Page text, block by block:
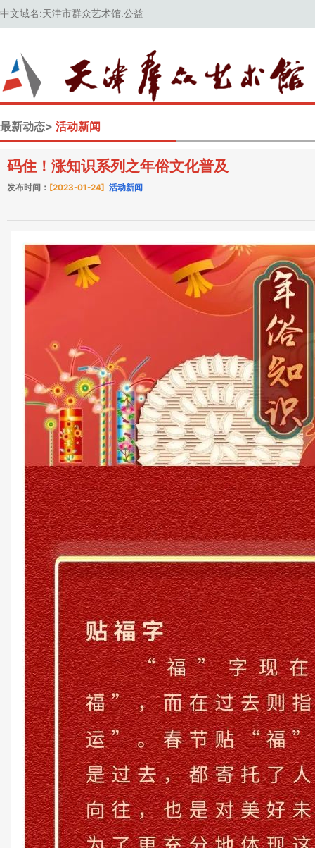
中文域名:天津市群众艺术馆.公益
最新动态> 活动新闻
码住！涨知识系列之年俗文化普及
发布时间： [2023-01-24] 活动新闻